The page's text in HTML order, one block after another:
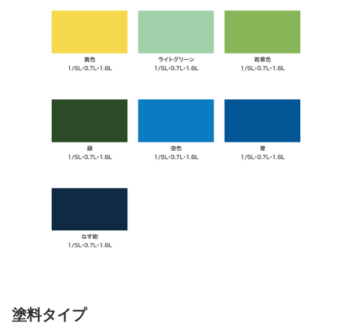
塗料タイプ